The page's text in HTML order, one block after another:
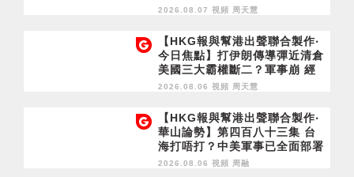
2026.08.07 視頻 周天慧
【HKG報與幫港出聲聯合製作‧
今日焦點】打伊朗傳導彈近清倉
美國三大霸權斷二？軍事崩 經
濟損
2026.08.06 視頻 周天慧
【HKG報與幫港出聲聯合製作‧
華山論勢】第四百八十三集 台
海打唔打？中美軍事已全面部署
2028年1月台灣選舉是臨界點？
2026.08.06 視頻 周融